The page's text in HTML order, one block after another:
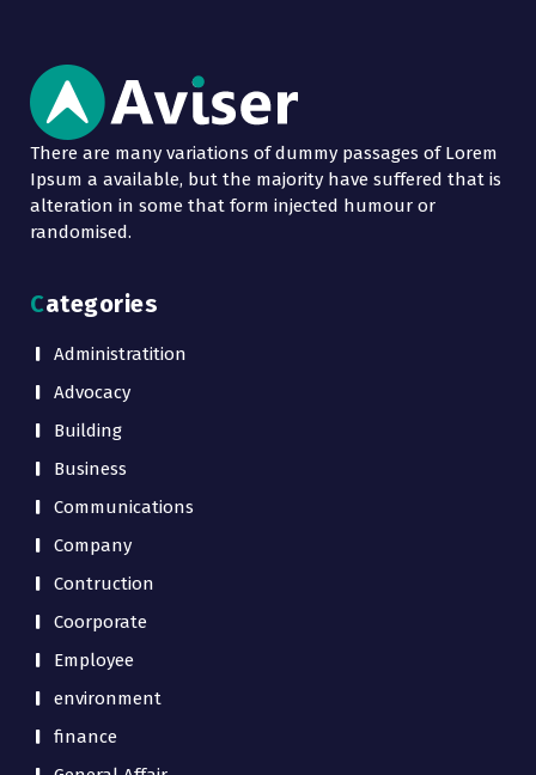
There are many variations of dummy passages of Lorem
Ipsum a available, but the majority have suffered that is
alteration in some that form injected humour or
randomised.
Categories
Administratition
Advocacy
Building
Business
Communications
Company
Contruction
Coorporate
Employee
environment
finance